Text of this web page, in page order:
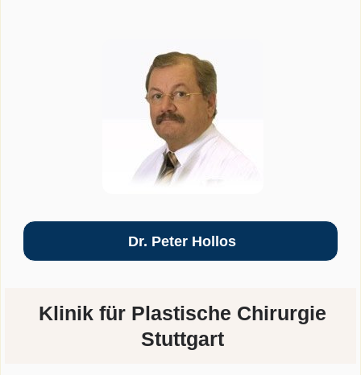
Dr. Peter Hollos
Klinik für Plastische Chirurgie
Stuttgart